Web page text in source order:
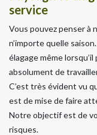
service
Vous pouvez penser à
n’importe quelle
élagage même
absolument de
C’est très évident vu
est de mise de faire
Notre objectif est de
risques.